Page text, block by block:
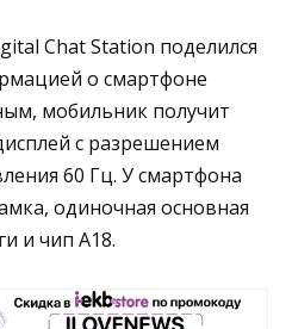
Chat Station поделился
о смартфоне
мобильник получит
с разрешением
60 Гц. У смартфона
одиночная основная
и чип A18.